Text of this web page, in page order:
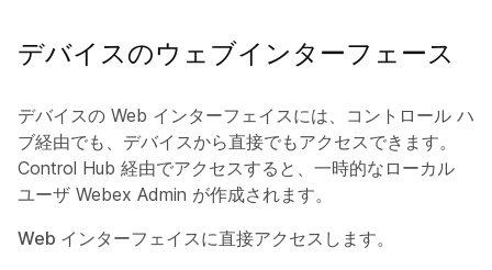
デバイスのウェブインターフェース
デバイスの Web インターフェイスには、コントロール ハ
ブ経由でも、デバイスから直接でもアクセスできます。
Control Hub 経由でアクセスすると、一時的なローカル
ユーザ Webex Admin が作成されます。
Web インターフェイスに直接アクセスします。